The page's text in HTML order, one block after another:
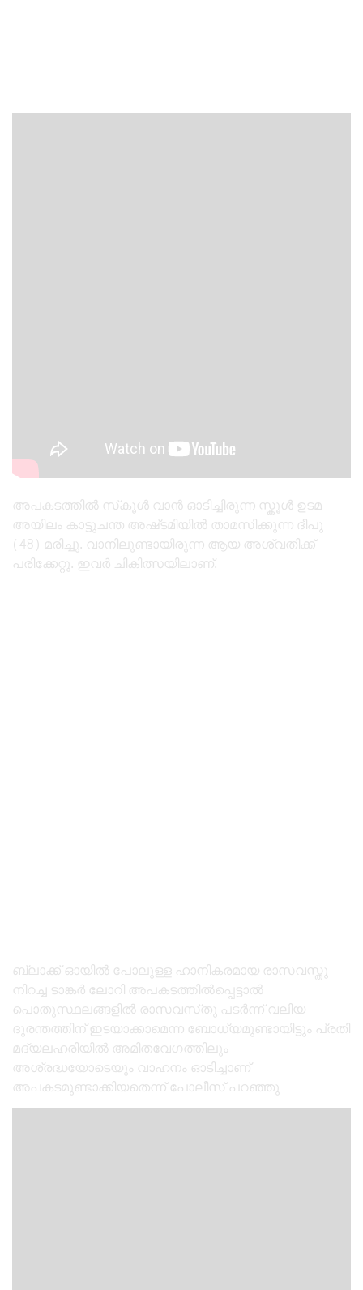
അപകടത്തിൽ സ്‌കൂൾ വാൻ ഓടിച്ചിരുന്ന സ്കൂൾ ഉടമ
അയിലം കാട്ടുചന്ത അഷ്‌ടമിയിൽ താമസിക്കുന്ന ദീപു
(48) മരിച്ചു. വാനിലുണ്ടായിരുന്ന ആയ അശ്വതിക്ക്
പരിക്കേറ്റു. ഇവർ ചികിത്സയിലാണ്.
ബ്ലാക്ക് ഓയിൽ പോലുള്ള ഹാനികരമായ രാസവസ്തു
നിറച്ച ടാങ്കർ ലോറി അപകടത്തിൽപ്പെട്ടാൽ
പൊതുസ്ഥലങ്ങളിൽ രാസവസ്‌തു പടർന്ന് വലിയ
ദുരന്തത്തിന് ഇടയാക്കാമെന്ന ബോധ്യമുണ്ടായിട്ടും പ്രതി
മദ്യലഹരിയിൽ അമിതവേഗത്തിലും
അശ്രദ്ധയോടെയും വാഹനം ഓടിച്ചാണ്
അപകടമുണ്ടാക്കിയതെന്ന് പോലീസ് പറഞ്ഞു